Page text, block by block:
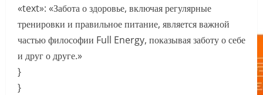
«text»: «Забота о здоровье, включая регулярные
тренировки и правильное питание, является важной
частью философии Full Energy, показывая заботу о себе
и друг о друге.»
}
}